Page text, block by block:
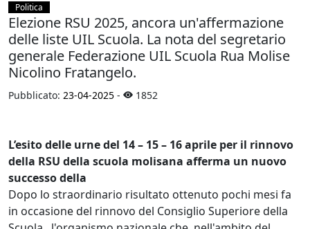
Politica
Elezione RSU 2025, ancora un'affermazione
delle liste UIL Scuola. La nota del segretario
generale Federazione UIL Scuola Rua Molise
Nicolino Fratangelo.
Pubblicato: 23-04-2025 - 1852
L’esito delle urne del 14 – 15 – 16 aprile per il rinnovo
della RSU della scuola molisana afferma un nuovo
successo della
Dopo lo straordinario risultato ottenuto pochi mesi fa
in occasione del rinnovo del Consiglio Superiore della